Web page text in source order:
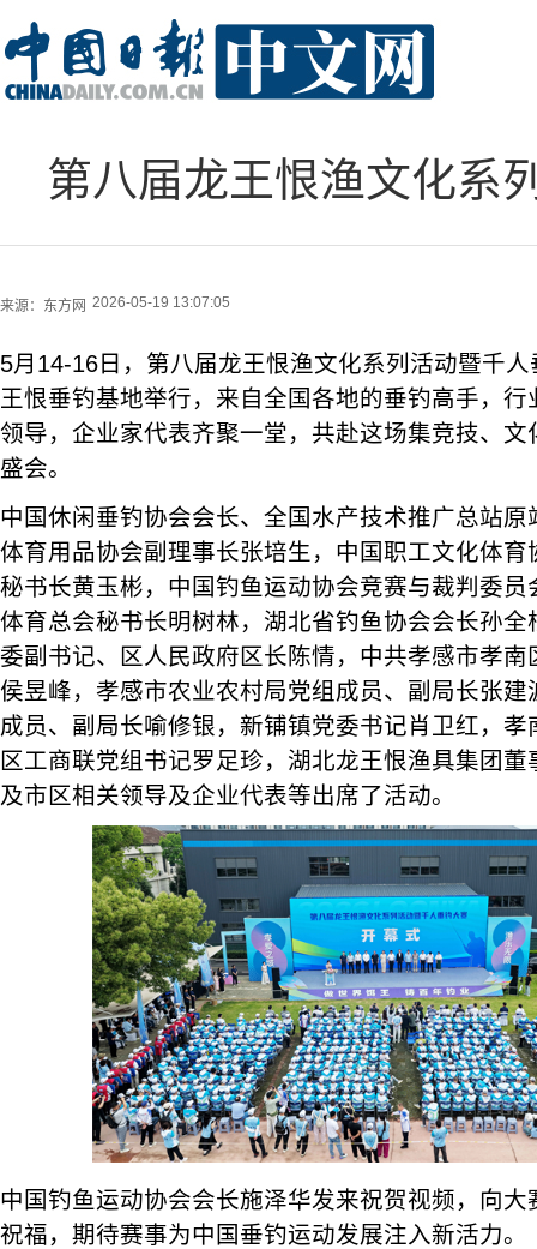
第八届龙王恨渔文化系
来源： 东方网 2026-05-19 13:07:05
5月14-16日，第八届龙王恨渔文化系列活动暨千
王恨垂钓基地举行，来自全国各地的垂钓高手，
领导，企业家代表齐聚一堂，共赴这场集竞技、
盛会。
中国休闲垂钓协会会长、全国水产技术推广总站
体育用品协会副理事长张培生，中国职工文化体
秘书长黄玉彬，中国钓鱼运动协会竞赛与裁判委
体育总会秘书长明树林，湖北省钓鱼协会会长孙
委副书记、区人民政府区长陈情，中共孝感市孝
侯昱峰，孝感市农业农村局党组成员、副局长张
成员、副局长喻修银，新铺镇党委书记肖卫红，
区工商联党组书记罗足珍，湖北龙王恨渔具集团
及市区相关领导及企业代表等出席了活动。
中国钓鱼运动协会会长施泽华发来祝贺视频，向
祝福，期待赛事为中国垂钓运动发展注入新活力。